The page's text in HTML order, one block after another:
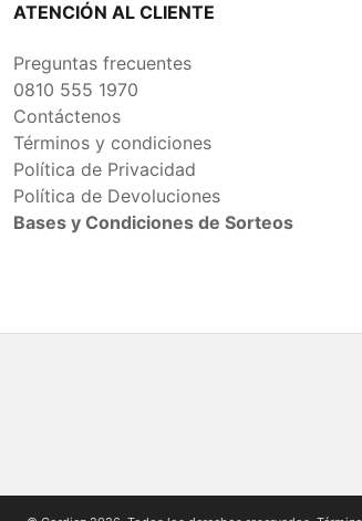
ATENCIÓN AL CLIENTE
Preguntas frecuentes
0810 555 1970
Contáctenos
Términos y condiciones
Política de Privacidad
Política de Devoluciones
Bases y Condiciones de Sorteos